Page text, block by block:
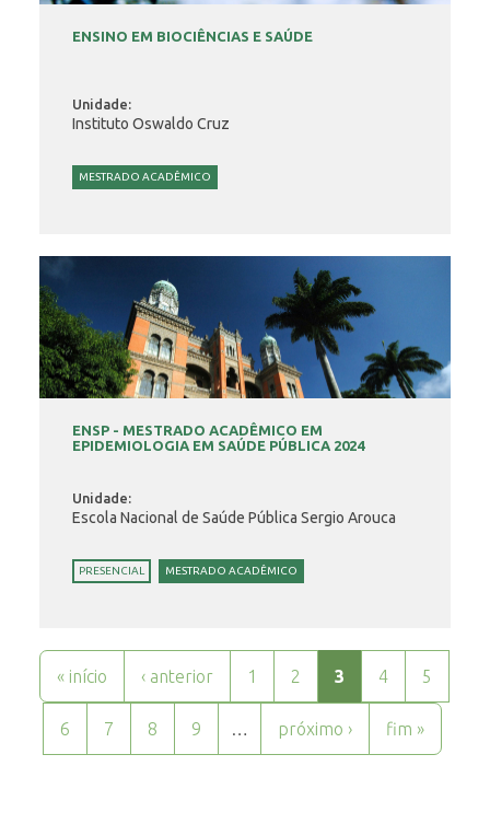
ENSINO EM BIOCIÊNCIAS E SAÚDE
Unidade:
Instituto Oswaldo Cruz
MESTRADO ACADÊMICO
ENSP - MESTRADO ACADÊMICO EM
EPIDEMIOLOGIA EM SAÚDE PÚBLICA 2024
Unidade:
Escola Nacional de Saúde Pública Sergio Arouca
PRESENCIAL MESTRADO ACADÊMICO
Páginas
« início ‹ anterior 1 2 3 4 5
6 7 8 9 … próximo › fim »